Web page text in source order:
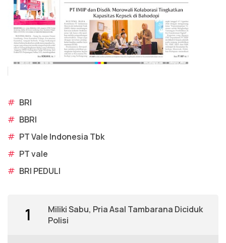
# BRI
# BBRI
# PT Vale Indonesia Tbk
# PT vale
# BRI PEDULI
1
Miliki Sabu, Pria Asal Tambarana Diciduk
Polisi